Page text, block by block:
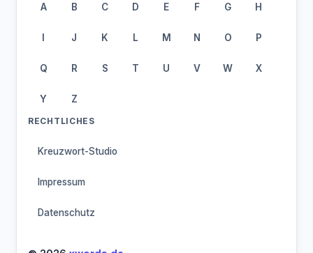
A B C D E F G H
I J K L M N O P
Q R S T U V W X
Y Z
RECHTLICHES
Kreuzwort-Studio
Impressum
Datenschutz